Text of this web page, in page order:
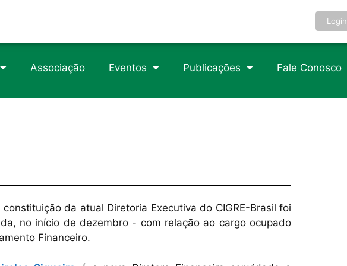
2/718/2840746
Login
Associação Eventos Publicações Fale Conosco
constituição da atual Diretoria Executiva do CIGRE-Brasil foi
no início de dezembro - com relação ao cargo ocupado
Financeiro.